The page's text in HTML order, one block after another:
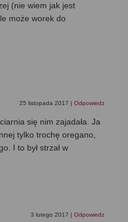
(nie wiem jak jest
może worek do
25 listopada 2017 | Odpowiedz
się nim zajadała. Ja
tylko trochę oregano,
I to był strzał w
3 lutego 2017 | Odpowiedz